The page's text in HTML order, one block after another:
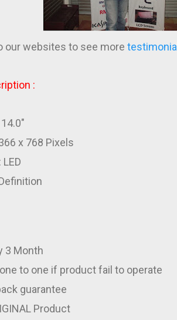
our websites to see more testimonial
:
x 768 Pixels
3 Month
to one if product fail to operate
guarantee
Product